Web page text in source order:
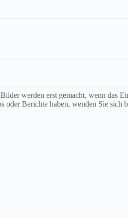
werden erst gemacht, wenn das
Berichte haben, wenden Sie sich